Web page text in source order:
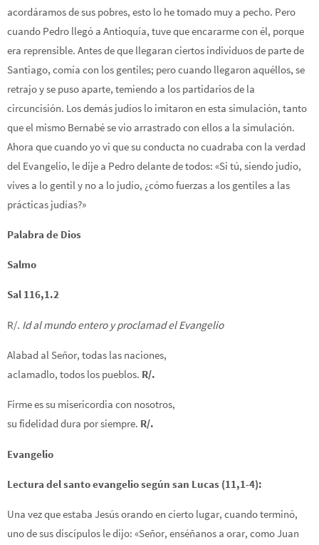
acordáramos de sus pobres, esto lo he tomado muy a pecho. Pero
cuando Pedro llegó a Antioquía, tuve que encararme con él, porque
era reprensible. Antes de que llegaran ciertos individuos de parte de
Santiago, comía con los gentiles; pero cuando llegaron aquéllos, se
retrajo y se puso aparte, temiendo a los partidarios de la
circuncisión. Los demás judíos lo imitaron en esta simulación, tanto
que el mismo Bernabé se vio arrastrado con ellos a la simulación.
Ahora que cuando yo vi que su conducta no cuadraba con la verdad
del Evangelio, le dije a Pedro delante de todos: «Si tú, siendo judío,
vives a lo gentil y no a lo judío, ¿cómo fuerzas a los gentiles a las
prácticas judías?»
Palabra de Dios
Salmo
Sal 116,1.2
R/. Id al mundo entero y proclamad el Evangelio
Alabad al Señor, todas las naciones,
aclamadlo, todos los pueblos. R/.
Firme es su misericordia con nosotros,
su fidelidad dura por siempre. R/.
Evangelio
Lectura del santo evangelio según san Lucas (11,1-4):
Una vez que estaba Jesús orando en cierto lugar, cuando terminó,
uno de sus discípulos le dijo: «Señor, enséñanos a orar, como Juan